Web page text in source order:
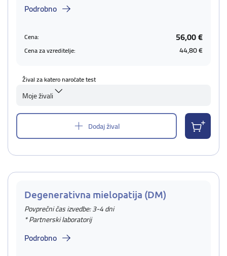
Podrobno
Cena: 56,00 €
Cena za vzreditelje: 44,80 €
Žival za katero naročate test
Moje živali
Dodaj žival
Degenerativna mielopatija (DM)
Povprečni čas izvedbe: 3-4 dni
* Partnerski laboratorij
Podrobno